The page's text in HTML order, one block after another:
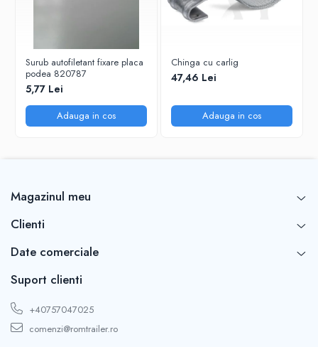
Surub autofiletant fixare placa
podea 820787
5,77 Lei
Adauga in cos
Chinga cu carlig
47,46 Lei
Adauga in cos
Magazinul meu
Clienti
Date comerciale
Suport clienti
+40757047025
comenzi@romtrailer.ro